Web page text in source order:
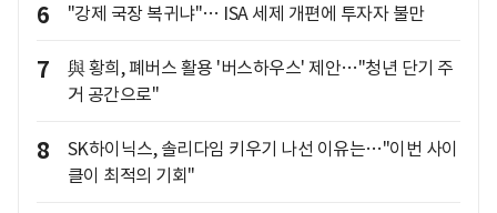
6 "강제 국장 복귀냐"… ISA 세제 개편에 투자자 불만
7
與 황희, 폐버스 활용 '버스하우스' 제안…"청년 단기 주
거 공간으로"
8
SK하이닉스, 솔리다임 키우기 나선 이유는…"이번 사이
클이 최적의 기회"